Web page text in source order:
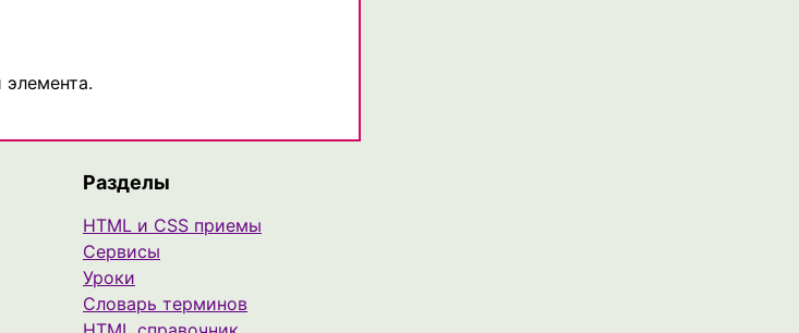
Разделы
HTML и CSS приемы
Сервисы
Уроки
Cловарь терминов